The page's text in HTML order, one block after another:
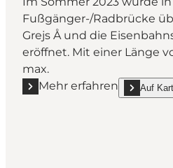
Fußgänger-/Radbrücke
Grejs Å und die
eröffnet. Mit einer Länge
max.
Mehr erfahren
Mehr erfahren "Die Auf
show Die